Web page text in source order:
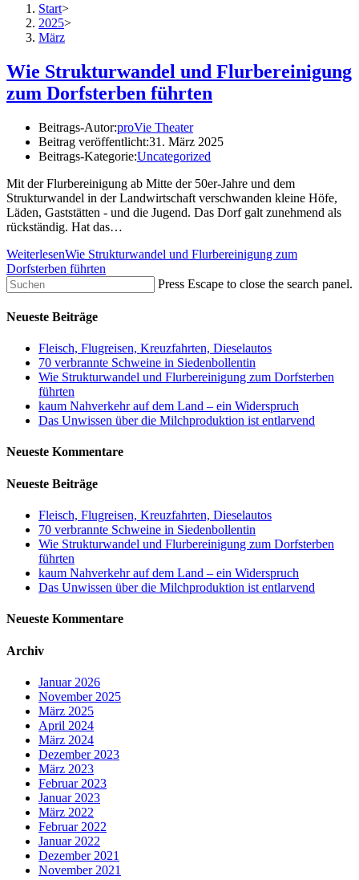
Start>
2025>
März
Wie Strukturwandel und Flurbereinigung
zum Dorfsterben führten
Beitrags-Autor:proVie Theater
Beitrag veröffentlicht:31. März 2025
Beitrags-Kategorie:Uncategorized
Mit der Flurbereinigung ab Mitte der 50er-Jahre und dem
Strukturwandel in der Landwirtschaft verschwanden kleine Höfe,
Läden, Gaststätten - und die Jugend. Das Dorf galt zunehmend als
rückständig. Hat das…
WeiterlesenWie Strukturwandel und Flurbereinigung zum
Dorfsterben führten
Press Escape to close the search panel.
Neueste Beiträge
Fleisch, Flugreisen, Kreuzfahrten, Dieselautos
70 verbrannte Schweine in Siedenbollentin
Wie Strukturwandel und Flurbereinigung zum Dorfsterben
führten
kaum Nahverkehr auf dem Land – ein Widerspruch
Das Unwissen über die Milchproduktion ist entlarvend
Neueste Kommentare
Neueste Beiträge
Fleisch, Flugreisen, Kreuzfahrten, Dieselautos
70 verbrannte Schweine in Siedenbollentin
Wie Strukturwandel und Flurbereinigung zum Dorfsterben
führten
kaum Nahverkehr auf dem Land – ein Widerspruch
Das Unwissen über die Milchproduktion ist entlarvend
Neueste Kommentare
Archiv
Januar 2026
November 2025
März 2025
April 2024
März 2024
Dezember 2023
März 2023
Februar 2023
Januar 2023
März 2022
Februar 2022
Januar 2022
Dezember 2021
November 2021